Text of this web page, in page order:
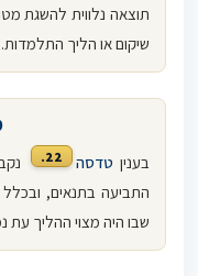
תוצאה נלווית להשגת
שיקום או הליך התלמדות.
בענין טדסה 22.
התביעה בתנאים,
שבו היה מצוי ההליך